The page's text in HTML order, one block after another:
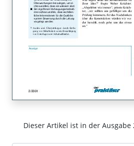
Dieser Artikel ist in der Ausgabe